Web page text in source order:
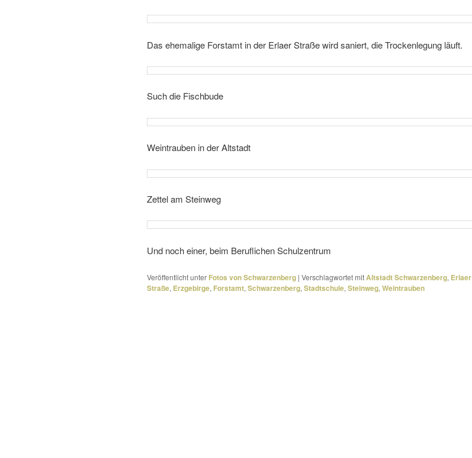
Das ehema­lige Forstamt in der Erlaer Straße wird saniert, die Trockenlegung läuft.
Such die Fischbude
Weintrauben in der Altstadt
Zettel am Steinweg
Und noch einer, beim Beruflichen Schulzentrum
Veröffentlicht unter Fotos von Schwarzenberg | Verschlagwortet mitAltstadt Schwarzenberg, Erlaer
Straße, Erzgebirge, Forstamt, Schwarzenberg, Stadtschule, Steinweg, Weintrauben